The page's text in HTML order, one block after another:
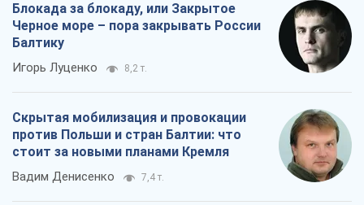
Блокада за блокаду, или Закрытое
Черное море – пора закрывать России
Балтику
Игорь Луценко 8,2 т.
Скрытая мобилизация и провокации
против Польши и стран Балтии: что
стоит за новыми планами Кремля
Вадим Денисенко 7,4 т.